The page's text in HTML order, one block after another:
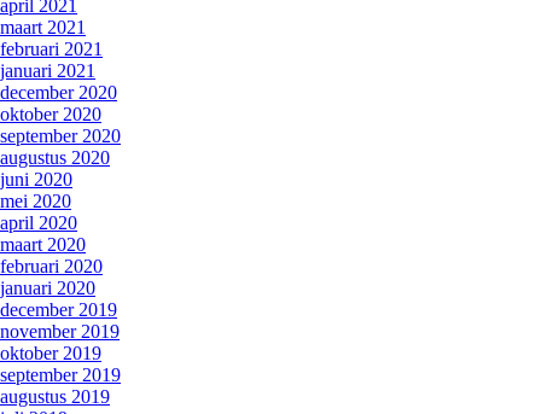
april 2021
maart 2021
februari 2021
januari 2021
december 2020
oktober 2020
september 2020
augustus 2020
juni 2020
mei 2020
april 2020
maart 2020
februari 2020
januari 2020
december 2019
november 2019
oktober 2019
september 2019
augustus 2019